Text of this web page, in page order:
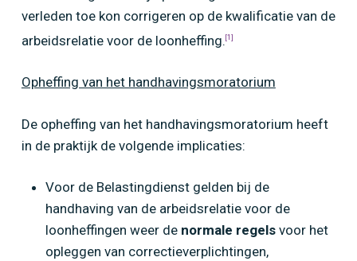
verleden toe kon corrigeren op de kwalificatie van de
arbeidsrelatie voor de loonheffing. [1]
Opheffing van het handhavingsmoratorium
De opheffing van het handhavingsmoratorium heeft
in de praktijk de volgende implicaties:
Voor de Belastingdienst gelden bij de
handhaving van de arbeidsrelatie voor de
loonheffingen weer de normale regels voor het
opleggen van correctieverplichtingen,